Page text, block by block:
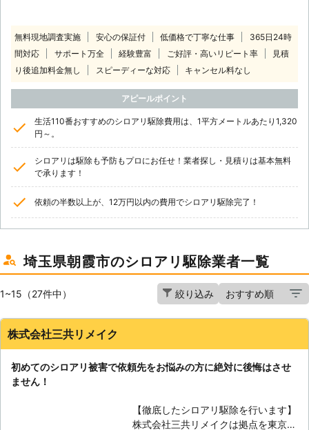
無料現地調査実施 安心の保証付 低価格で丁寧な仕事
365日24時
間対応
サポート万全 経験豊富 ご好評・高いリピート率
見積
り後追加料金無し
スピーディーな対応 キャンセル料なし
アピールポイント
生活110番おすすめのシロアリ駆除費用は、1平方メートルあたり1,320
円～。
シロアリは駆除も予防もプロにお任せ！業者探し・見積りは基本無料
で承ります！
依頼の半数以上が、12万円以内の費用でシロアリ駆除完了！
埼玉県朝霞市のシロアリ駆除業者一覧
1~15（27件中） 絞り込み
株式会社三共リメイク
初めてのシロアリ被害で依頼先をお悩みの方に絶対に後悔はさせ
ません！
【徹底したシロアリ駆除を行います】
株式会社三共リメイクは拠点を東京や